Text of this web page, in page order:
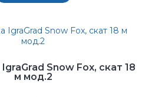
Snow Fox, скат 18
м мод.2